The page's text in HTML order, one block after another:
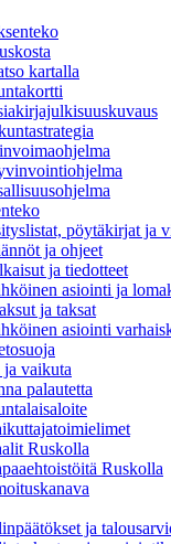
kartalla
pöytäkirjat ja
ja ohjeet
ja tiedotteet
asiointi ja
ja taksat
asiointi
vaikuta
palautetta
Ruskolla
Ruskolla
ja